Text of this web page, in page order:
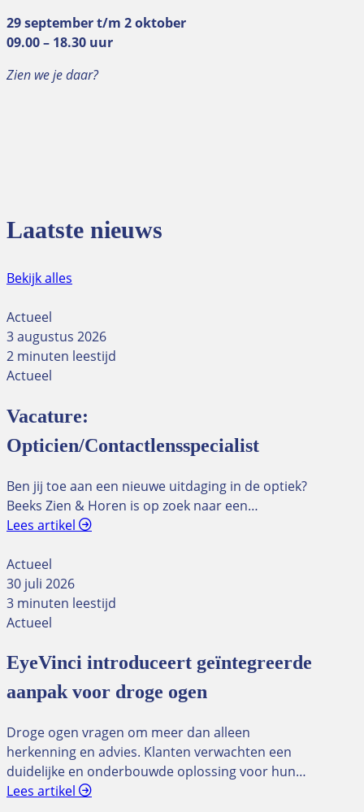
29 september t/m 2 oktober
09.00 – 18.30 uur
Zien we je daar?
Laatste nieuws
Bekijk alles
Actueel
3 augustus 2026
2 minuten leestijd
Actueel
Vacature:
Opticien/Contactlensspecialist
Ben jij toe aan een nieuwe uitdaging in de optiek?
Beeks Zien & Horen is op zoek naar een…
Lees artikel
Actueel
30 juli 2026
3 minuten leestijd
Actueel
EyeVinci introduceert geïntegreerde
aanpak voor droge ogen
Droge ogen vragen om meer dan alleen
herkenning en advies. Klanten verwachten een
duidelijke en onderbouwde oplossing voor hun…
Lees artikel